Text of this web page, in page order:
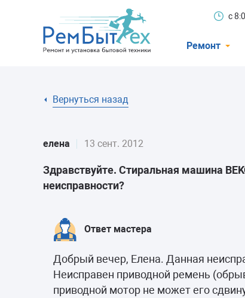
с
Ремонт
Вернуться назад
елена 13 сент. 2012
Здравствуйте. Стиральная машина
неисправности?
Ответ мастера
Добрый вечер, Елена. Данная
Неисправен приводной ремень
приводной мотор не может его